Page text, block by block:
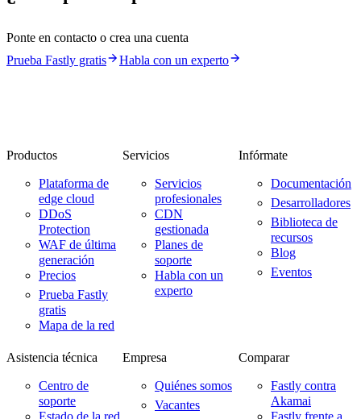
Ponte en contacto o crea una cuenta
Prueba Fastly gratis
Habla con un experto
Productos
Plataforma de
edge cloud
DDoS
Protection
WAF de última
generación
Precios
Prueba Fastly
gratis
Mapa de la red
Servicios
Servicios
profesionales
CDN
gestionada
Planes de
soporte
Habla con un
experto
Infórmate
Documentación
Desarrolladores
Biblioteca de
recursos
Blog
Eventos
Asistencia técnica
Centro de
soporte
Empresa
Quiénes somos
Vacantes
Comparar
Fastly contra
Akamai